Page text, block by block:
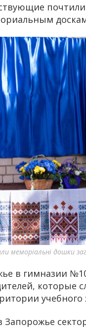
меморіальні дошки
в гимназии
которые
учебного
Запорожье